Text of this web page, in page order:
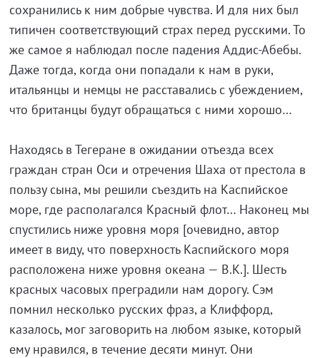
сохранились к ним добрые чувства. И для них был
типичен соответствующий страх перед русскими. То
же самое я наблюдал после падения Аддис-Абебы.
Даже тогда, когда они попадали к нам в руки,
итальянцы и немцы не расставались с убеждением,
что британцы будут обращаться с ними хорошо…
Находясь в Тегеране в ожидании отъезда всех
граждан стран Оси и отречения Шаха от престола в
пользу сына, мы решили съездить на Каспийское
море, где располагался Красный флот… Наконец мы
спустились ниже уровня моря [очевидно, автор
имеет в виду, что поверхность Каспийского моря
расположена ниже уровня океана — В.К.]. Шесть
красных часовых преградили нам дорогу. Сэм
помнил несколько русских фраз, а Клиффорд,
казалось, мог заговорить на любом языке, который
ему нравился, в течение десяти минут. Они